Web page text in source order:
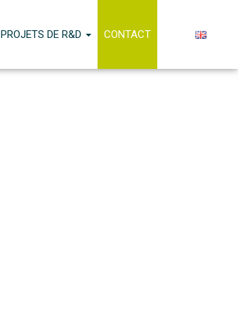
PROJETS DE R&D CONTACT